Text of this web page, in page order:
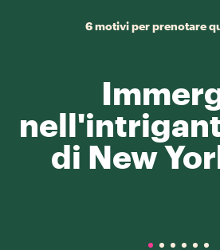
6 motivi per prenotare
di New